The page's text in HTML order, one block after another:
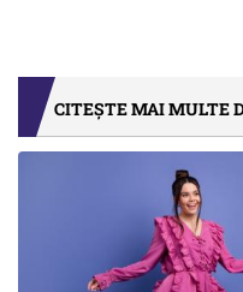
CITEȘTE MAI MULTE